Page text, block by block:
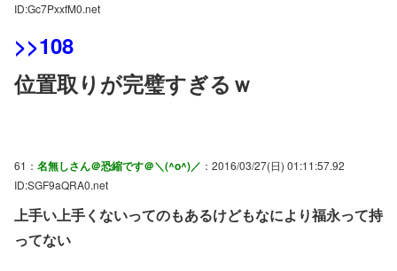
ID:Gc7PxxfM0.net
>>108
位置取りが完璧すぎるｗ
61： 名無しさん＠恐縮です＠＼(^o^)／ ：2016/03/27(日) 01:11:57.92
ID:SGF9aQRA0.net
上手い上手くないってのもあるけどもなにより福永って持
ってない